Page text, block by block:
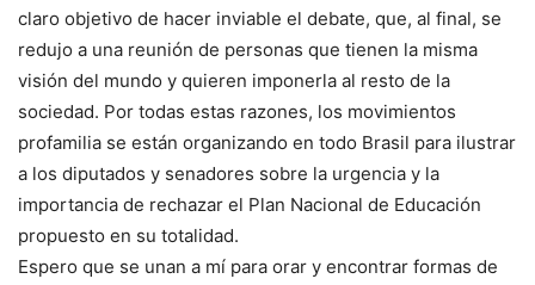
claro objetivo de hacer inviable el debate, que, al final, se
redujo a una reunión de personas que tienen la misma
visión del mundo y quieren imponerla al resto de la
sociedad. Por todas estas razones, los movimientos
profamilia se están organizando en todo Brasil para ilustrar
a los diputados y senadores sobre la urgencia y la
importancia de rechazar el Plan Nacional de Educación
propuesto en su totalidad.
Espero que se unan a mí para orar y encontrar formas de